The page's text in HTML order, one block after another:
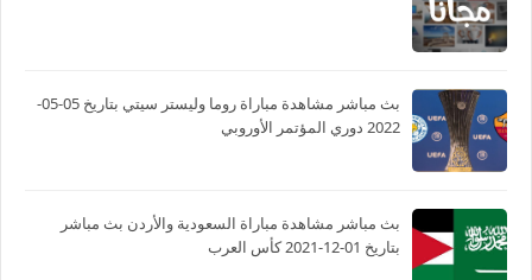
بث مباشر مشاهدة مباراة روما وليستر سيتي بتاريخ 05-05-
2022 دوري المؤتمر الأوروبي
بث مباشر مشاهدة مباراة السعودية والأردن بث مباشر
بتاريخ 01-12-2021 كأس العرب